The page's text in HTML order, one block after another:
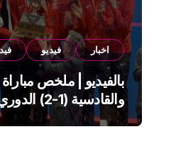
اخبار فيديو
بالفيديو | ملخص مباراة
والقادسية (1-2)
السعودي